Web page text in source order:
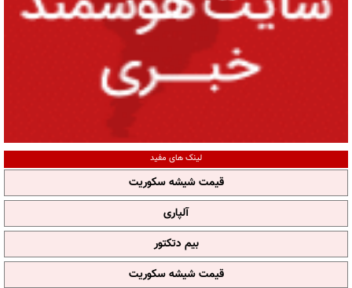
لینک های مفید
قیمت شیشه سکوریت
آلپاری
بیم دتکتور
قیمت شیشه سکوریت